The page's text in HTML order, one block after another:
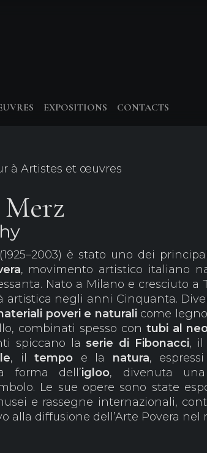
EXPOSITIONS CONTACTS
à Artistes et œuvres
(1925–2003) è stato uno dei
, movimento artistico italiano
Nato a Milano e cresciuto a
artistica negli anni Cinquanta.
poveri e naturalicome
combinati spesso con tubi al
spiccano la serie di Fibonacci, il
, iltempo e la natura,
forma dell’igloo, divenuta
Le sue opere sono state
e rassegne internazionali,
alla diffusione dell’Arte Povera nel